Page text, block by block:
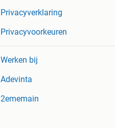
Privacyverklaring
Privacyvoorkeuren
Werken bij
Adevinta
2ememain